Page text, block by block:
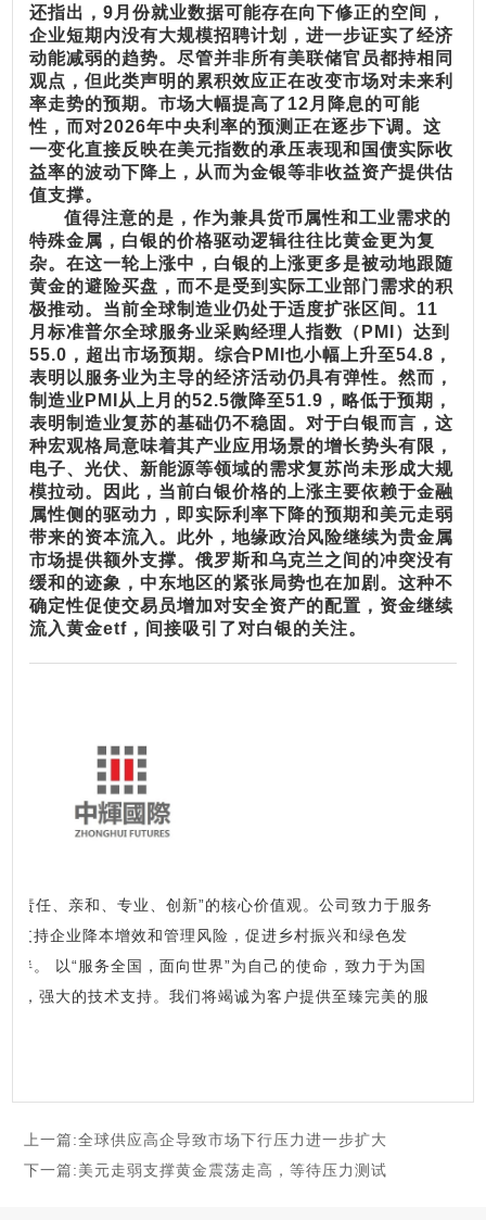
还指出，9月份就业数据可能存在向下修正的空间，
企业短期内没有大规模招聘计划，进一步证实了经济
动能减弱的趋势。尽管并非所有美联储官员都持相同
观点，但此类声明的累积效应正在改变市场对未来利
率走势的预期。市场大幅提高了12月降息的可能
性，而对2026年中央利率的预测正在逐步下调。这
一变化直接反映在美元指数的承压表现和国债实际收
益率的波动下降上，从而为金银等非收益资产提供估
值支撑。
值得注意的是，作为兼具货币属性和工业需求的
特殊金属，白银的价格驱动逻辑往往比黄金更为复
杂。在这一轮上涨中，白银的上涨更多是被动地跟随
黄金的避险买盘，而不是受到实际工业部门需求的积
极推动。当前全球制造业仍处于适度扩张区间。11
月标准普尔全球服务业采购经理人指数（PMI）达到
55.0，超出市场预期。综合PMI也小幅上升至54.8，
表明以服务业为主导的经济活动仍具有弹性。然而，
制造业PMI从上月的52.5微降至51.9，略低于预期，
表明制造业复苏的基础仍不稳固。对于白银而言，这
种宏观格局意味着其产业应用场景的增长势头有限，
电子、光伏、新能源等领域的需求复苏尚未形成大规
模拉动。因此，当前白银价格的上涨主要依赖于金融
属性侧的驱动力，即实际利率下降的预期和美元走弱
带来的资本流入。 此外，地缘政治风险继续为贵金属
市场提供额外支撑。俄罗斯和乌克兰之间的冲突没有
缓和的迹象，中东地区的紧张局势也在加剧。这种不
确定性促使交易员增加对安全资产的配置，资金继续
流入黄金etf，间接吸引了对白银的关注。
责任、亲和、专业、创新”的核心价值观。公司致力于服务
支持企业降本增效和管理风险，促进乡村振兴和绿色发
伴。 以“服务全国，面向世界”为自己的使命，致力于为国
，强大的技术支持。我们将竭诚为客户提供至臻完美的服
上一篇:全球供应高企导致市场下行压力进一步扩大
下一篇:美元走弱支撑黄金震荡走高，等待压力测试